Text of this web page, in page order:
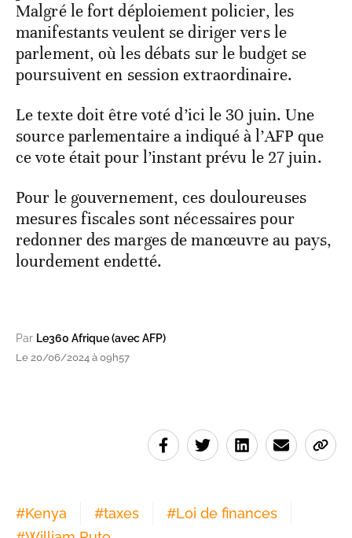
Malgré le fort déploiement policier, les
manifestants veulent se diriger vers le
parlement, où les débats sur le budget se
poursuivent en session extraordinaire.
Le texte doit être voté d’ici le 30 juin. Une
source parlementaire a indiqué à l’AFP que
ce vote était pour l’instant prévu le 27 juin.
Pour le gouvernement, ces douloureuses
mesures fiscales sont nécessaires pour
redonner des marges de manœuvre au pays,
lourdement endetté.
Par Le360 Afrique (avec AFP)
Le 20/06/2024 à 09h57
#Kenya #taxes #Loi de finances